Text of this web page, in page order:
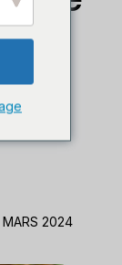
2024